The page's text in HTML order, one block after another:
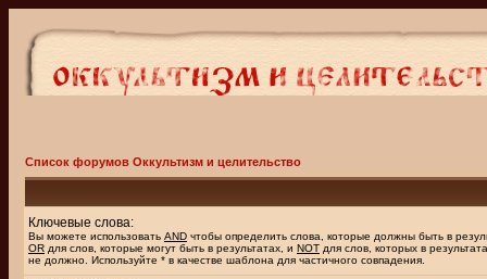
Список форумов Оккультизм и целительство
Ключевые слова:
Вы можете использовать AND чтобы определить слова, которые должны быть в
OR для слов, которые могут быть в результатах, и NOT для слов, которых в
не должно. Используйте * в качестве шаблона для частичного совпадения.